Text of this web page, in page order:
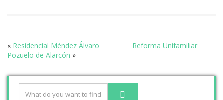
« Residencial Méndez Álvaro
Reforma Unifamiliar
Pozuelo de Alarcón »